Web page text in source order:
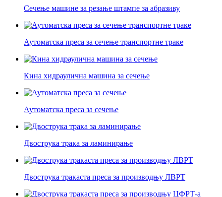
Сечење машине за резање штампе за абразиву
Аутоматска преса за сечење транспортне траке
Кина хидраулична машина за сечење
Аутоматска преса за сечење
Двострука трака за ламинирање
Двострука тракаста преса за производњу ЛВРТ